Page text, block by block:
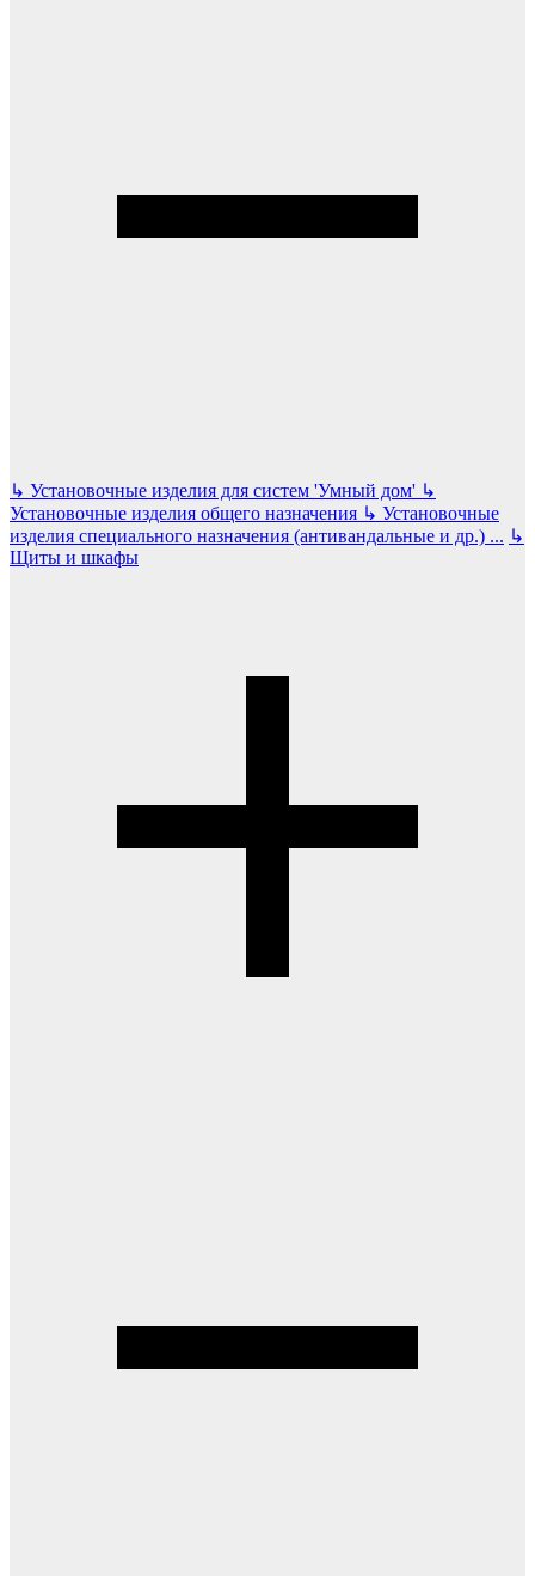
↳ Установочные изделия для систем 'Умный дом' ↳
Установочные изделия общего назначения ↳ Установочные
изделия специального назначения (антивандальные и др.) ... ↳
Щиты и шкафы